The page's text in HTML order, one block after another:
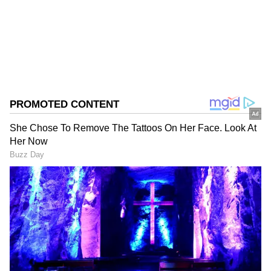
DOWNLOAD APP